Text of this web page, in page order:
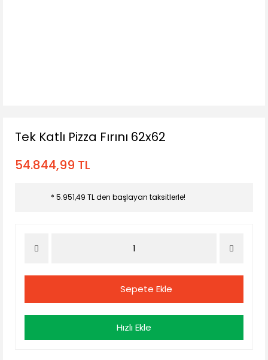
Tek Katlı Pizza Fırını 62x62
54.844,99 TL
* 5.951,49 TL den başlayan taksitlerle!
Sepete Ekle
Hızlı Ekle